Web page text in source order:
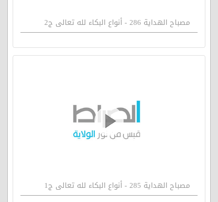
مصباح الهداية 286 - أنواع البكاء لله تعالى ج2
مصباح الهداية 285 - أنواع البكاء لله تعالى ج1